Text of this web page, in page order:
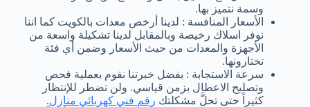
وسمة نتميز بها.
الأسعار المنافسة : لدينا أرخص معدات بالكويت كما اننا
نوفر اسلاك رخيصة وبالمقابل لدينا تشكيلة واسعة من
الأجهزة والمعدات من حيث الأسعار وضمن أي فئة
تختارونها.
سرعة الاستجابة : بفضل خبرتنا نقوم بعملية فحص
وتصليح الاعطال بزمن قياسي. ولن تضطر للإنتظار
كثيراً حتى تحلَّ مشكلتك رقم فني كهربائي منازل.